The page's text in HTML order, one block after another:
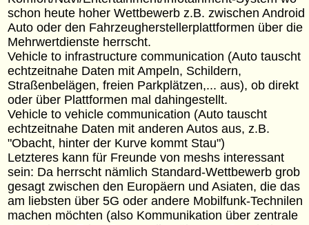
schon heute hoher Wettbewerb z.B. zwischen Android
Auto oder den Fahrzeugherstellerplattformen über die
Mehrwertdienste herrscht.
Vehicle to infrastructure communication (Auto tauscht
echtzeitnahe Daten mit Ampeln, Schildern,
Straßenbelägen, freien Parkplätzen,... aus), ob direkt
oder über Plattformen mal dahingestellt.
Vehicle to vehicle communication (Auto tauscht
echtzeitnahe Daten mit anderen Autos aus, z.B.
"Obacht, hinter der Kurve kommt Stau")
Letzteres kann für Freunde von meshs interessant
sein: Da herrscht nämlich Standard-Wettbewerb grob
gesagt zwischen den Europäern und Asiaten, die das
am liebsten über 5G oder andere Mobilfunk-Technilen
machen möchten (also Kommunikation über zentrale